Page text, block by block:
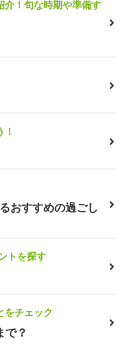
介！旬な時期や準備す
おすすめの過ごし
トを探す
をチェック
で？